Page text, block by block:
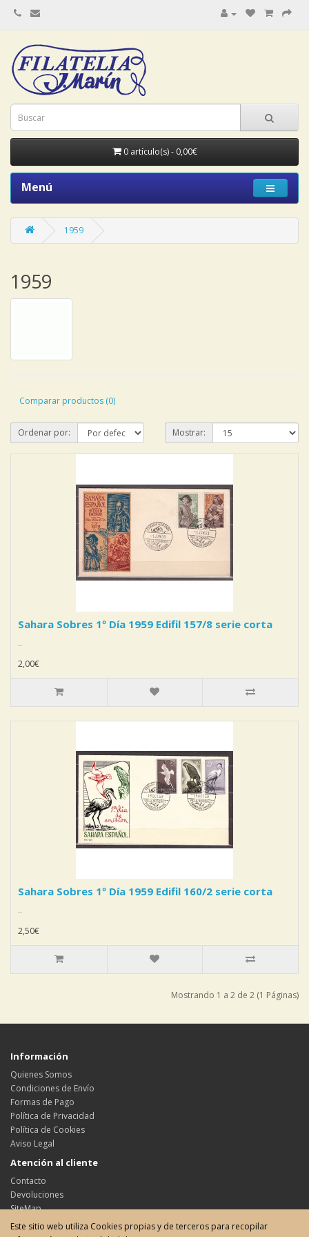
0 artículo(s) - 0,00€
Menú
1959
1959
Comparar productos (0)
Ordenar por: Mostrar:
Sahara Sobres 1º Día 1959 Edifil 157/8 serie corta
..
2,00€
Sahara Sobres 1º Día 1959 Edifil 160/2 serie corta
..
2,50€
Mostrando 1 a 2 de 2 (1 Páginas)
Información
Quienes Somos
Condiciones de Envío
Formas de Pago
Política de Privacidad
Política de Cookies
Aviso Legal
Atención al cliente
Contacto
Devoluciones
SiteMap
Su cuenta
Este sitio web utiliza Cookies propias y de terceros para recopilar